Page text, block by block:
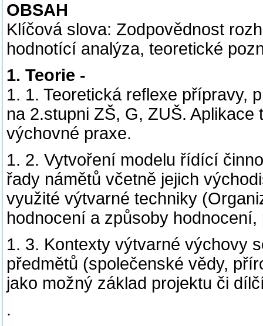
OBSAH
Klíčová slova: Zodpovědnost
hodnotící analýza, teoretické
1. Teorie -
1. 1. Teoretická reflexe přípravy,
na 2.stupni ZŠ, G, ZUŠ.
výchovné praxe.
1. 2. Vytvoření modelu řídící
řady námětů včetně jejich
využité výtvarné techniky
hodnocení a způsoby
1. 3. Kontexty výtvarné výchovy
předmětů (společenské vědy,
jako možný základ projektu či
.